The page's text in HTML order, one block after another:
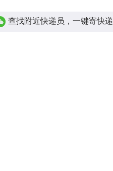
查找附近快递员，一键寄快递